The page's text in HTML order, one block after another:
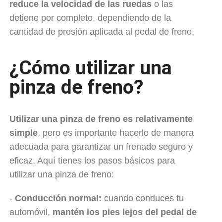
reduce la velocidad de las ruedas o las
detiene por completo, dependiendo de la
cantidad de presión aplicada al pedal de freno.
¿Cómo utilizar una
pinza de freno?
Utilizar una pinza de freno es relativamente
simple, pero es importante hacerlo de manera
adecuada para garantizar un frenado seguro y
eficaz. Aquí tienes los pasos básicos para
utilizar una pinza de freno:
- Conducción normal: cuando conduces tu
automóvil, mantén los pies lejos del pedal de